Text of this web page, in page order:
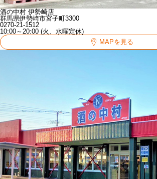
酒の中村 伊勢崎店
群馬県伊勢崎市宮子町3300
0270-21-1512
10:00～20:00 (火、水曜定休)
MAPを見る